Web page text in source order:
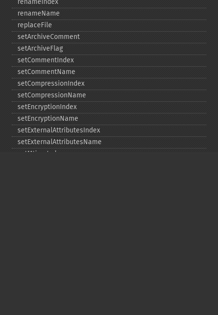
renameIndex
renameName
replaceFile
setArchiveComment
setArchiveFlag
setCommentIndex
setCommentName
setCompressionIndex
setCompressionName
setEncryptionIndex
setEncryptionName
setExternalAttributesIndex
setExternalAttributesName
setMtimeIndex